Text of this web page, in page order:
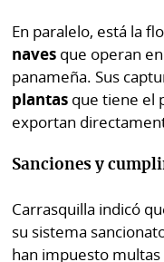
En paralelo, está la
naves que operan
panameña. Sus
plantas que tiene el
exportan
Sanciones y
Carrasquilla indicó
su sistema
han impuesto